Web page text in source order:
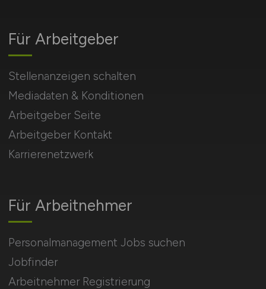
Für Arbeitnehmer
Personalmanagement Jobs suchen
Jobfinder
Arbeitnehmer Registrierung
Für Arbeitgeber
Stellenanzeigen schalten
Mediadaten & Konditionen
Arbeitgeber Seite
Arbeitgeber Kontakt
Karrierenetzwerk